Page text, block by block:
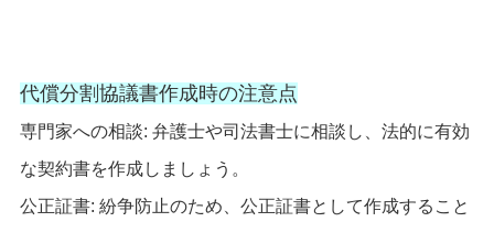
代償分割協議書作成時の注意点
専門家への相談: 弁護士や司法書士に相談し、法的に有効
な契約書を作成しましょう。
公正証書: 紛争防止のため、公正証書として作成すること